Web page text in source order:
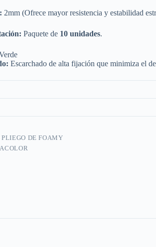
2mm(Ofrece mayor resistencia y estabilidad
Paquete de 10 unidades.
Escarchado de alta fijación que minimiza el
PLIEGO DE FOAMY